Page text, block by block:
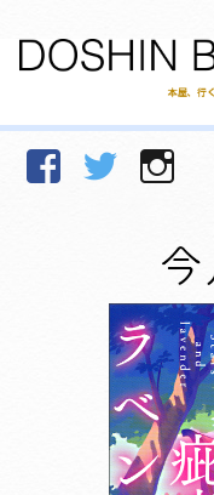
facebookTwitter